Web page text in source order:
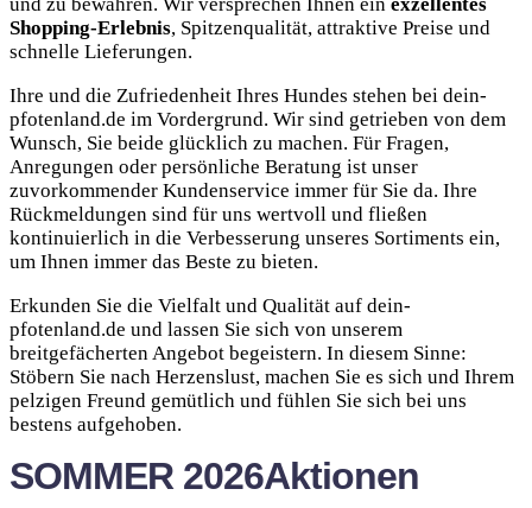
Shopping-Erlebnis, Spitzenqualität, attraktive Preise und
schnelle Lieferungen.
Ihre und die Zufriedenheit Ihres Hundes stehen bei dein-
pfotenland.de im Vordergrund. Wir sind getrieben von dem
Wunsch, Sie beide glücklich zu machen. Für Fragen,
Anregungen oder persönliche Beratung ist unser
zuvorkommender Kundenservice immer für Sie da. Ihre
Rückmeldungen sind für uns wertvoll und fließen
kontinuierlich in die Verbesserung unseres Sortiments ein,
um Ihnen immer das Beste zu bieten.
Erkunden Sie die Vielfalt und Qualität auf dein-
pfotenland.de und lassen Sie sich von unserem
breitgefächerten Angebot begeistern. In diesem Sinne:
Stöbern Sie nach Herzenslust, machen Sie es sich und Ihrem
pelzigen Freund gemütlich und fühlen Sie sich bei uns
bestens aufgehoben.
SOMMER 2026Aktionen